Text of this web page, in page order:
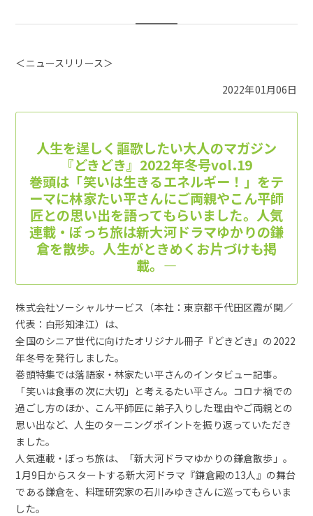
＜ニュースリリース＞
2022年01月06日
人生を逞しく謳歌したい大人のマガジン
『どきどき』2022年冬号vol.19
巻頭は「笑いは生きるエネルギー！」をテ
ーマに林家たい平さんにご両親やこん平師
匠との思い出を語ってもらいました。人気
連載・ぼっち旅は新大河ドラマゆかりの鎌
倉を散歩。人生がときめくお片づけも掲
載。―
株式会社ソーシャルサービス（本社：東京都千代田区霞が関／
代表：白形知津江）は、
全国のシニア世代に向けたオリジナル冊子『どきどき』の2022
年冬号を発行しました。
巻頭特集では落語家・林家たい平さんのインタビュー記事。
「笑いは食事の次に大切」と考えるたい平さん。コロナ禍での
過ごし方のほか、こん平師匠に弟子入りした理由やご両親との
思い出など、人生のターニングポイントを振り返っていただき
ました。
人気連載・ぼっち旅は、「新大河ドラマゆかりの鎌倉散歩」。
1月9日からスタートする新大河ドラマ『鎌倉殿の13人』の舞台
である鎌倉を、料理研究家の石川みゆきさんに巡ってもらいま
した。